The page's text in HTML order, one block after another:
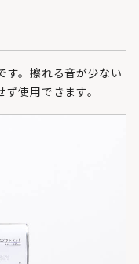
す。擦れる音が少ない
使用できます。